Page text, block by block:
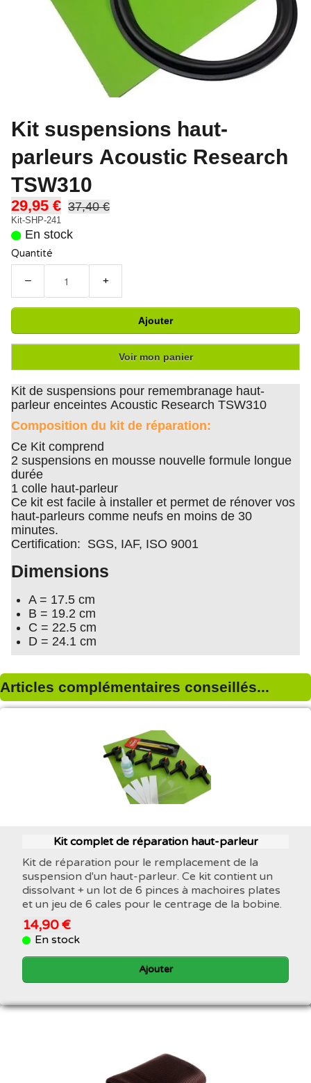
Kit suspensions haut-
parleurs Acoustic Research
TSW310
29,95 € 37,40 €
Kit-SHP-241
En stock
Quantité
− +
Ajouter
Voir mon panier
Kit de suspensions pour remembranage haut-
parleur enceintes Acoustic Research TSW310
Composition du kit de réparation:
Ce Kit comprend
2 suspensions en mousse nouvelle formule longue
durée
1 colle haut-parleur
Ce kit est facile à installer et permet de rénover vos
haut-parleurs comme neufs en moins de 30
minutes.
Certification: SGS, IAF, ISO 9001
Dimensions
A = 17.5 cm
B = 19.2 cm
C = 22.5 cm
D = 24.1 cm
Articles complémentaires conseillés...
Kit complet de réparation haut-parleur
Kit de réparation pour le remplacement de la
suspension d'un haut-parleur. Ce kit contient un
dissolvant + un lot de 6 pinces à machoires plates
et un jeu de 6 cales pour le centrage de la bobine.
14,90 €
En stock
Ajouter